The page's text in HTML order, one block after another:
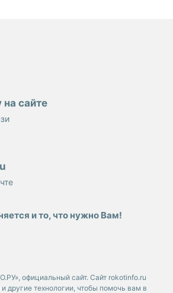
на сайте
и то, что нужно Вам!
официальный сайт. Сайт rokotinfo.ru
другие технологии, чтобы помочь вам в